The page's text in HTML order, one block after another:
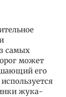
самых
может
его
жука-